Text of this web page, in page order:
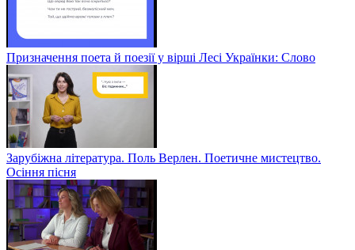
Призначення поета й поезії у вірші Лесі Українки: Слово
Зарубіжна література. Поль Верлен. Поетичне мистецтво.
Осіння пісня